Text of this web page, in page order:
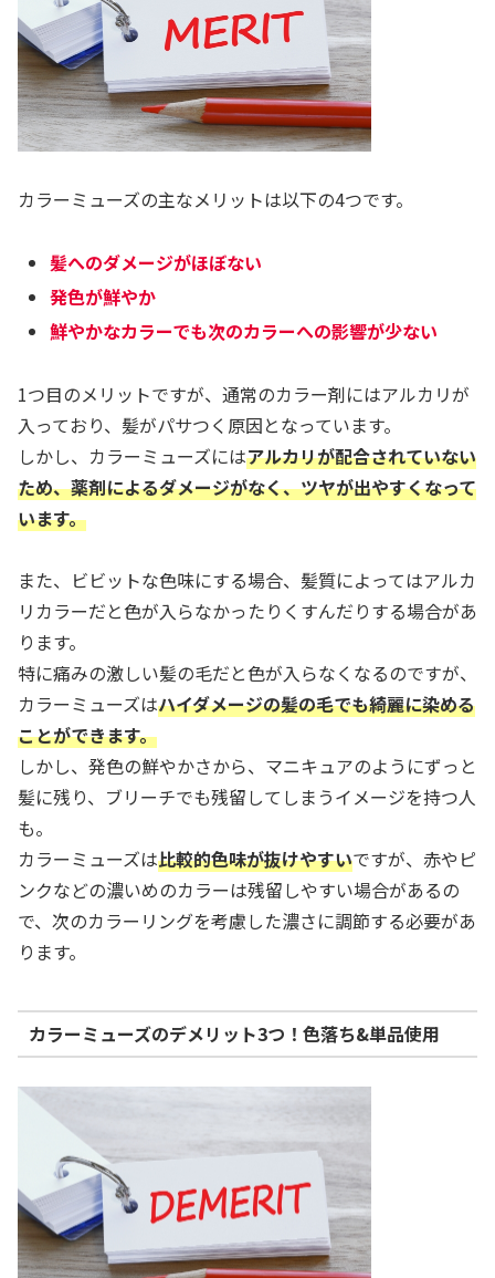
カラーミューズの主なメリットは以下の4つです。
髪へのダメージがほぼない
発色が鮮やか
鮮やかなカラーでも次のカラーへの影響が少ない
1つ目のメリットですが、通常のカラー剤にはアルカリが
入っており、髪がパサつく原因となっています。
しかし、カラーミューズにはアルカリが配合されていない
ため、薬剤によるダメージがなく、ツヤが出やすくなって
います。
また、ビビットな色味にする場合、髪質によってはアルカ
リカラーだと色が入らなかったりくすんだりする場合があ
ります。
特に痛みの激しい髪の毛だと色が入らなくなるのですが、
カラーミューズはハイダメージの髪の毛でも綺麗に染める
ことができます。
しかし、発色の鮮やかさから、マニキュアのようにずっと
髪に残り、ブリーチでも残留してしまうイメージを持つ人
も。
カラーミューズは比較的色味が抜けやすいですが、赤やピ
ンクなどの濃いめのカラーは残留しやすい場合があるの
で、次のカラーリングを考慮した濃さに調節する必要があ
ります。
カラーミューズのデメリット3つ！色落ち&単品使用